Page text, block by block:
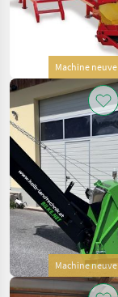
Machine neuve
Machine neuve